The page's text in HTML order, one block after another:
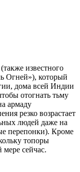
известного
Огней»), который
дома всей Индии
отогнать тьму
армаду
резко возрастает
людей даже на
перепонки). Кроме
топоры
сейчас.